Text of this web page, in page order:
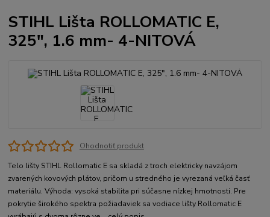
STIHL Lišta ROLLOMATIC E,
325", 1.6 mm- 4-NITOVÁ
Ohodnotiť produkt
Telo lišty STIHL Rollomatic E sa skladá z troch elektricky navzájom
zvarených kovových plátov, pričom u stredného je vyrezaná veľká časť
materiálu. Výhoda: vysoká stabilita pri súčasne nízkej hmotnosti. Pre
pokrytie širokého spektra požiadaviek sa vodiace lišty Rollomatic E